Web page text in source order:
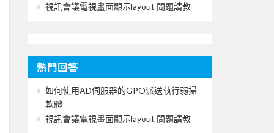
視訊會議電視畫面顯示layout 問題請教
熱門回答
如何使用AD伺服器的GPO派送執行弱掃
軟體
視訊會議電視畫面顯示layout 問題請教